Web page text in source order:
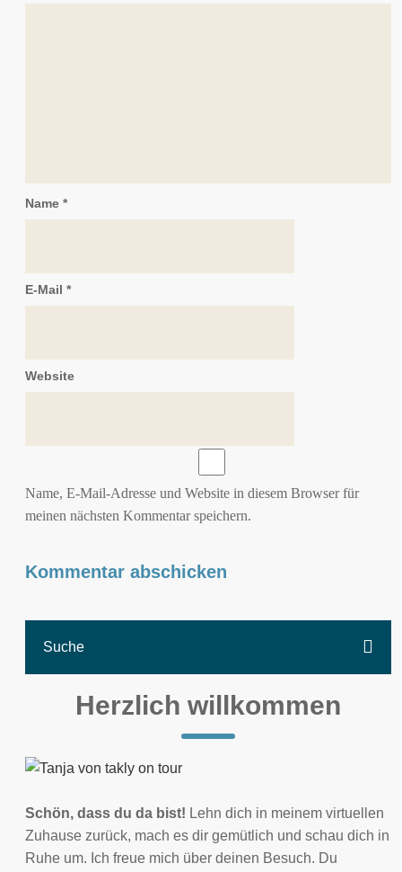
Name *
E-Mail *
Website
Name, E-Mail-Adresse und Website in diesem Browser für
meinen nächsten Kommentar speichern.
Herzlich willkommen
Schön, dass du da bist! Lehn dich in meinem virtuellen
Zuhause zurück, mach es dir gemütlich und schau dich in
Ruhe um. Ich freue mich über deinen Besuch. Du